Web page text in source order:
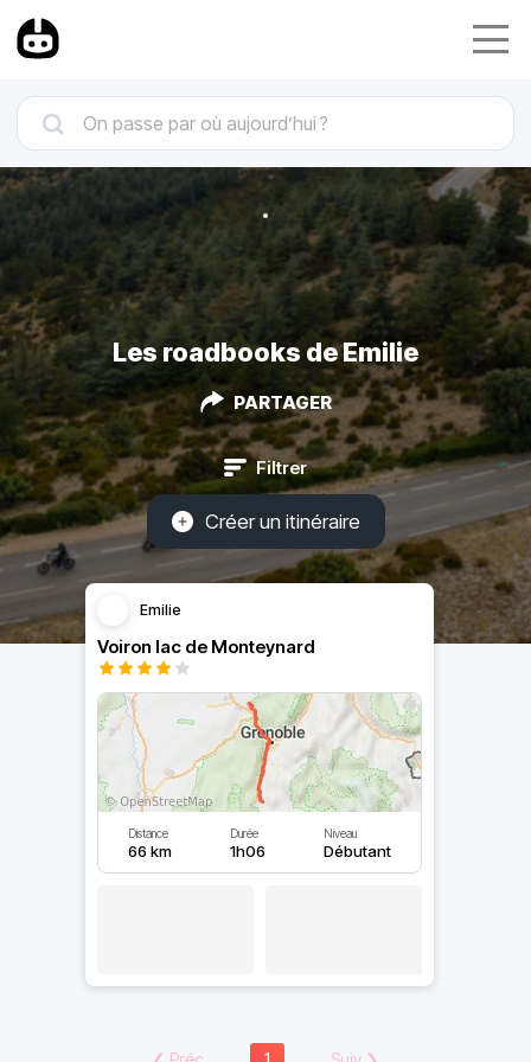
Les roadbooks de Emilie
PARTAGER
Filtrer
Créer un itinéraire
Emilie
Voiron lac de Monteynard
Distance
66 km
Durée
1h06
Niveau
Débutant